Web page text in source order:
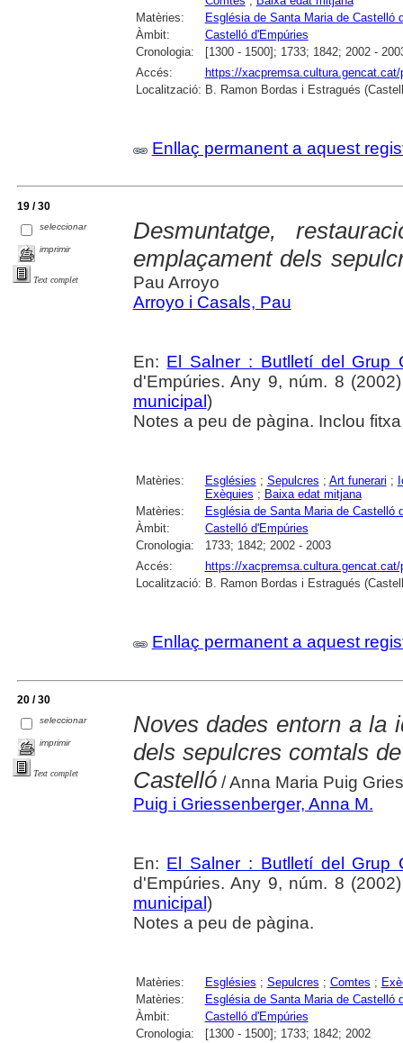
Matèries:
Església de Santa Maria de Castelló
Àmbit:
Castelló d'Empúries
Cronologia:
[1300 - 1500]; 1733; 1842; 2002 -
Accés:
https://
Localització: B. Ramon Bordas i Estragués
Enllaç permanent a aquest
19 / 30
seleccionar
imprimir
Text complet
Desmuntatge,
emplaçament dels
Pau Arroyo
Arroyo i Casals, Pau
En: El Salner : Butlletí del Grup
d'Empúries. Any 9, núm. 8
municipal )
Notes a peu de pàgina. Inclou
Matèries: Esglésies ; Sepulcres ; Art funerari ;
Exèquies ; Baixa edat mitjana
Matèries:
Església de Santa Maria de Castelló
Àmbit:
Castelló d'Empúries
Cronologia:
1733; 1842; 2002 - 2003
Accés:
https://
Localització: B. Ramon Bordas i Estragués
Enllaç permanent a aquest
20 / 30
seleccionar
imprimir
Text complet
Noves dades entorn a la
dels sepulcres comtals
Castelló/ Anna Maria Puig
Puig i Griessenberger, Anna M.
En: El Salner : Butlletí del Grup
d'Empúries. Any 9, núm. 8
municipal)
Notes a peu de pàgina.
Matèries: Esglésies ; Sepulcres ; Comtes ;
Matèries:
Església de Santa Maria de Castelló
Àmbit:
Castelló d'Empúries
Cronologia:
[1300 - 1500]; 1733; 1842; 2002